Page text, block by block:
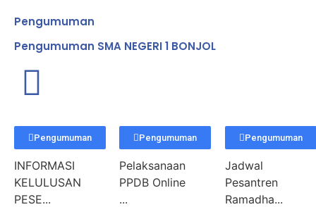
Pengumuman
Pengumuman SMA NEGERI 1 BONJOL
Pengumuman
INFORMASI
KELULUSAN
PESE...
Pengumuman
Pelaksanaan
PPDB Online
...
Pengumuman
Jadwal
Pesantren
Ramadha...